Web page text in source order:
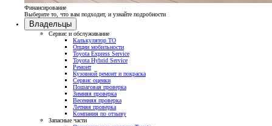
Финансирование
Выберите то, что вам подходит, и узнайте подробности
Владельцы
Сервис и обслуживание
Калькулятор ТО
Опции мобильности
Toyota Express Service
Toyota Hybrid Service
Ремонт
Кузовной ремонт и покраска
Сервис оценки
Пошаговая проверка
Зимняя проверка
Весенняя проверка
Летняя проверка
Компания по отзыву
Запасные части